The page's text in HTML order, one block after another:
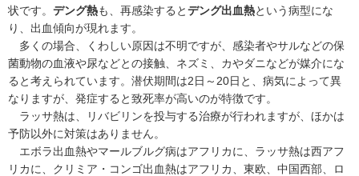
状です。 デング熱も、再感染するとデング出血熱という病型にな
り、出血傾向が現れます。
多くの場合、くわしい原因は不明ですが、感染者やサルなどの保
菌動物の血液や尿などとの接触、ネズミ、カやダニなどが媒介にな
ると考えられています。潜伏期間は2日～20日と、病気によって異
なりますが、発症すると致死率が高いのが特徴です。
ラッサ熱は、リバビリンを投与する治療が行われますが、ほかは
予防以外に対策はありません。
エボラ出血熱やマールブルグ病はアフリカに、ラッサ熱は西アフ
リカに、クリミア・コンゴ出血熱はアフリカ、東欧、中国西部、ロ